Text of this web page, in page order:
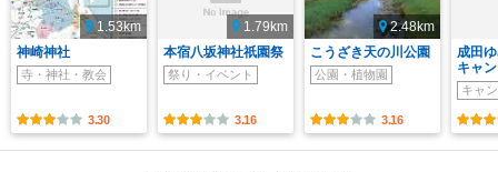
1.53km
神崎神社
寺・神社・教会
3.30
1.79km
本宿八坂神社祇園祭
祭り・イベント
3.16
2.48km
こうざき天の川公園
公園・植物園
3.16
成田
キャ
キャ